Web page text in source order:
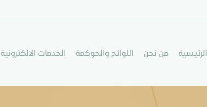
الرئيسية من نحن اللوائح والحوكمة الخدمات الالكترونية